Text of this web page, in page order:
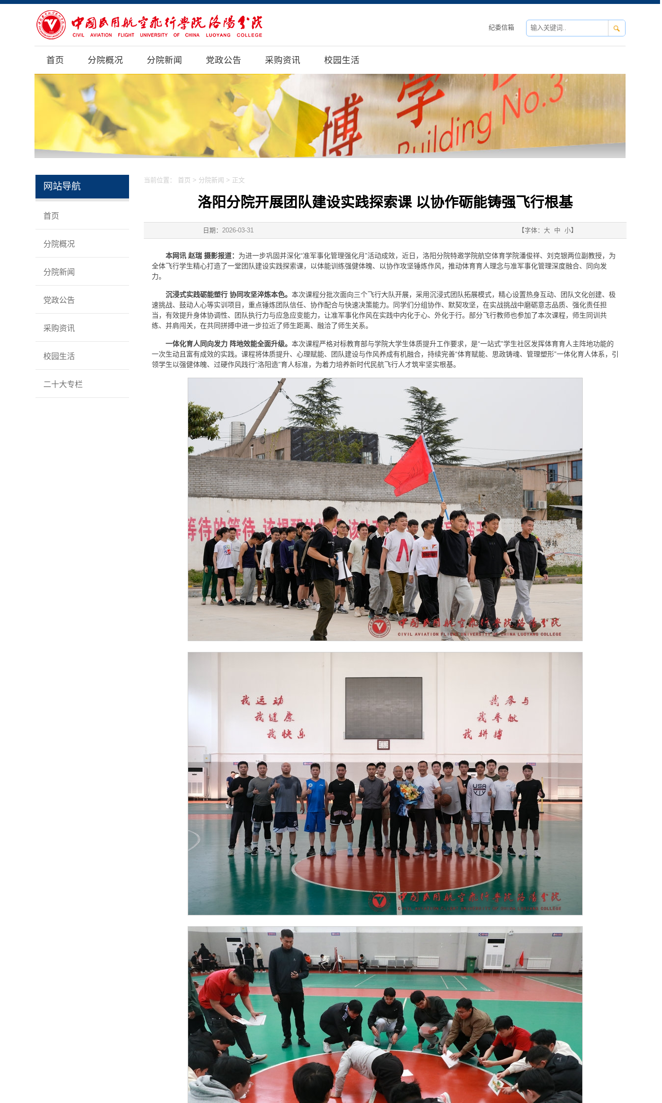
纪委信箱
首页 分院概况 分院新闻 党政公告 采购资讯 校园生活
网站导航
首页
分院概况
分院新闻
党政公告
采购资讯
校园生活
二十大专栏
当前位置： 首页 > 分院新闻 > 正文
洛阳分院开展团队建设实践探索课 以协作砺能铸强飞行根基
日期： 2026-03-31 【字体： 大 中 小】
本网讯 赵瑞 摄影报道： 为进一步巩固并深化“准军事化管理强化月”活动成效，近日，洛阳分院特邀学院航空体育学院潘俊祥、刘克银两位副教授，为
全体飞行学生精心打造了一堂团队建设实践探索课，以体能训练强健体魄、以协作攻坚锤炼作风，推动体育育人理念与准军事化管理深度融合、同向发
力。
沉浸式实践砺能塑行 协同攻坚淬炼本色。 本次课程分批次面向三个飞行大队开展，采用沉浸式团队拓展模式，精心设置热身互动、团队文化创建、极
速挑战、鼓动人心等实训项目，重点锤炼团队信任、协作配合与快速决策能力。同学们分组协作、默契攻坚，在实战挑战中磨砺意志品质、强化责任担
当，有效提升身体协调性、团队执行力与应急应变能力，让准军事化作风在实践中内化于心、外化于行。部分飞行教师也参加了本次课程，师生同训共
练、并肩闯关，在共同拼搏中进一步拉近了师生距离、融洽了师生关系。
一体化育人同向发力 阵地效能全面升级。 本次课程严格对标教育部与学院大学生体质提升工作要求，是“一站式”学生社区发挥体育育人主阵地功能的
一次生动且富有成效的实践。课程将体质提升、心理赋能、团队建设与作风养成有机融合，持续完善“体育赋能、思政铸魂、管理塑形”一体化育人体系，引
领学生以强健体魄、过硬作风践行“洛阳造”育人标准，为着力培养新时代民航飞行人才筑牢坚实根基。